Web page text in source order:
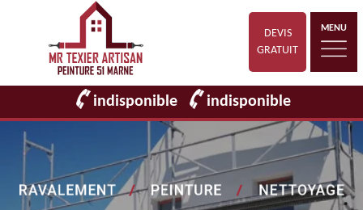
DEVIS
GRATUIT
MENU
indisponible indisponible